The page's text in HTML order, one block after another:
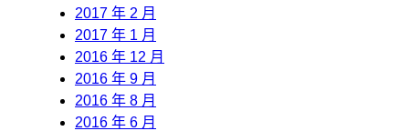
2017 年 2 月
2017 年 1 月
2016 年 12 月
2016 年 9 月
2016 年 8 月
2016 年 6 月